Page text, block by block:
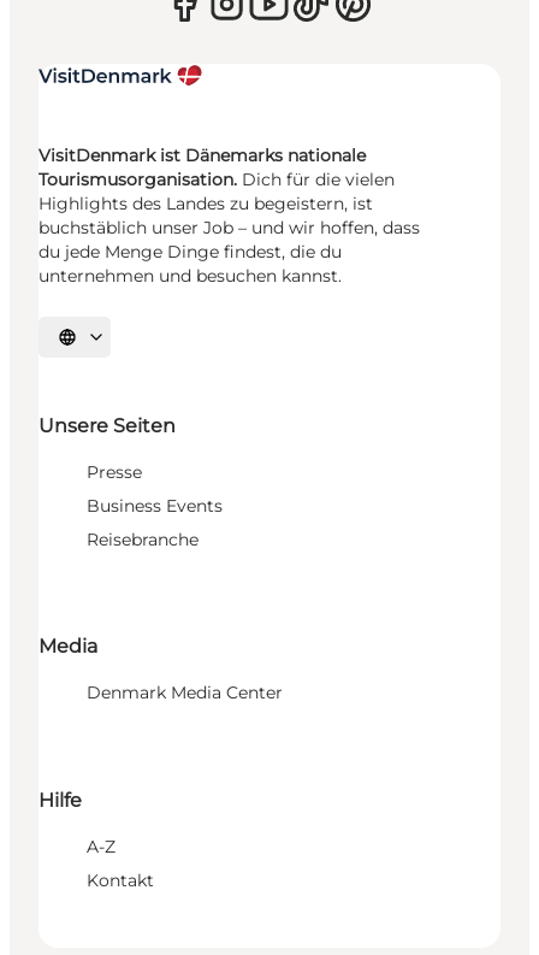
VisitDenmark ist Dänemarks nationale
Tourismusorganisation. Dich für die vielen
Highlights des Landes zu begeistern, ist
buchstäblich unser Job – und wir hoffen, dass
du jede Menge Dinge findest, die du
unternehmen und besuchen kannst.
Sprache auswählen
Unsere Seiten
Presse
Business Events
Reisebranche
Media
Denmark Media Center
Hilfe
A-Z
Kontakt